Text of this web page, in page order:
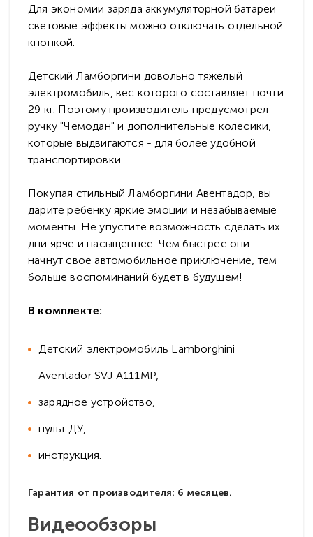
Для экономии заряда аккумуляторной батареи
световые эффекты можно отключать отдельной
кнопкой.
Детский Ламборгини довольно тяжелый
электромобиль, вес которого составляет почти
29 кг. Поэтому производитель предусмотрел
ручку "Чемодан" и дополнительные колесики,
которые выдвигаются - для более удобной
транспортировки.
Покупая стильный Ламборгини Авентадор, вы
дарите ребенку яркие эмоции и незабываемые
моменты. Не упустите возможность сделать их
дни ярче и насыщеннее. Чем быстрее они
начнут свое автомобильное приключение, тем
больше воспоминаний будет в будущем!
В комплекте:
Детский электромобиль Lamborghini
Aventador SVJ А111МР,
зарядное устройство,
пульт ДУ,
инструкция.
Гарантия от производителя: 6 месяцев.
Видеообзоры